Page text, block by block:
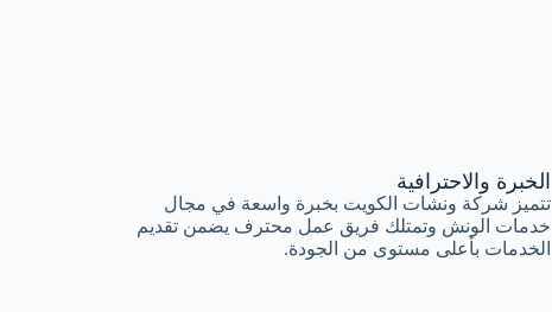
الخبرة والاحترافية
تتميز شركة ونشات الكويت بخبرة واسعة في مجال
خدمات الونش وتمتلك فريق عمل محترف يضمن تقديم
الخدمات بأعلى مستوى من الجودة.